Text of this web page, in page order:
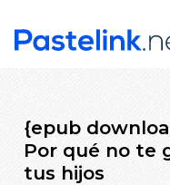
{epub
Por qué no te
tus hijos